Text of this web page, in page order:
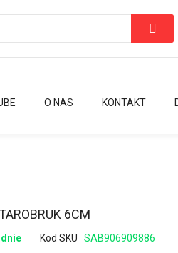
KONTAKT
O NAS
6CM
Kod SKU SAB906909886